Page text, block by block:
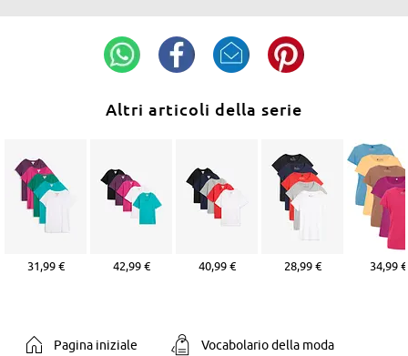
Altri articoli della serie
31,99 € 42,99 € 40,99 € 28,99 € 34,99 €
Pagina iniziale Vocabolario della moda